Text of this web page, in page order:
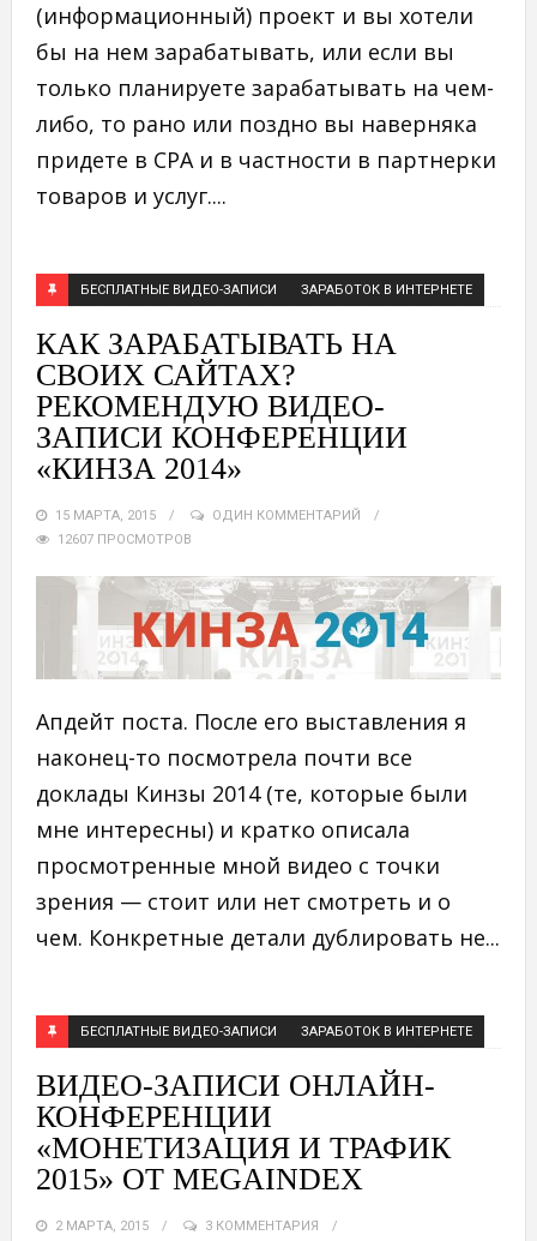
(информационный) проект и вы хотели
бы на нем зарабатывать, или если вы
только планируете зарабатывать на чем-
либо, то рано или поздно вы наверняка
придете в CPA и в частности в партнерки
товаров и услуг....
БЕСПЛАТНЫЕ ВИДЕО-ЗАПИСИ ЗАРАБОТОК В ИНТЕРНЕТЕ
КАК ЗАРАБАТЫВАТЬ НА
СВОИХ САЙТАХ?
РЕКОМЕНДУЮ ВИДЕО-
ЗАПИСИ КОНФЕРЕНЦИИ
«КИНЗА 2014»
15 МАРТА, 2015
ОДИН КОММЕНТАРИЙ
12607 ПРОСМОТРОВ
Апдейт поста. После его выставления я
наконец-то посмотрела почти все
доклады Кинзы 2014 (те, которые были
мне интересны) и кратко описала
просмотренные мной видео с точки
зрения — стоит или нет смотреть и о
чем. Конкретные детали дублировать не...
БЕСПЛАТНЫЕ ВИДЕО-ЗАПИСИ ЗАРАБОТОК В ИНТЕРНЕТЕ
ВИДЕО-ЗАПИСИ ОНЛАЙН-
КОНФЕРЕНЦИИ
«МОНЕТИЗАЦИЯ И ТРАФИК
2015» ОТ MEGAINDEX
2 МАРТА, 2015 3 КОММЕНТАРИЯ